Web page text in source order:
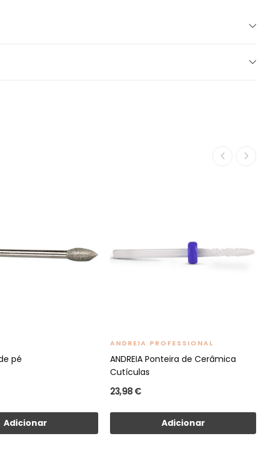
pé
Adicionar
ANDREIA PROFESSIONAL
ANDREIA Ponteira de Cerâmica
Cutículas
23,98 €
Adicionar